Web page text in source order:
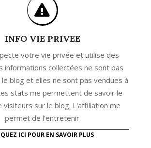
INFO VIE PRIVEE
votre vie privée et utilise des
informations collectées ne sont pas
blog et elles ne sont pas vendues à
stats me permettent de savoir le
visiteurs sur le blog. L'affiliation me
permet de l'entretenir.
ICI POUR EN SAVOIR PLUS